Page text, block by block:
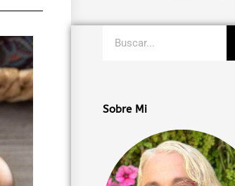
Sobre Mi